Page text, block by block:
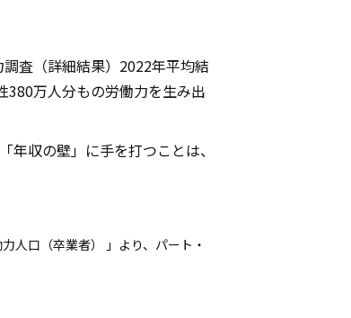
査（詳細結果）2022年平均結
380万人分もの労働力を生み出
収の壁」に手を打つことは、
口（卒業者） 」より、パート・